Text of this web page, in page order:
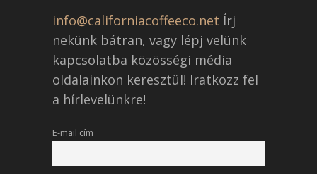
info@californiacoffeeco.net Írj
nekünk bátran, vagy lépj velünk
kapcsolatba közösségi média
oldalainkon keresztül! Iratkozz fel
a hírlevelünkre!
E-mail cím